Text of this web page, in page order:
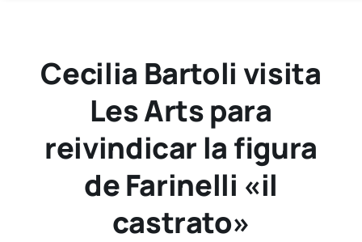
Cecilia Bartoli visita
Les Arts para
reivindicar la figura
de Farinelli «il
castrato»